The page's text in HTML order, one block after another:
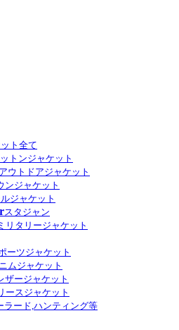
ト全て
トンジャケット
ウトドアジャケット
ンジャケット
ジャケット
スタジャン
リタリージャケット
ーツジャケット
ムジャケット
ザージャケット
ースジャケット
ラード,ハンティング等